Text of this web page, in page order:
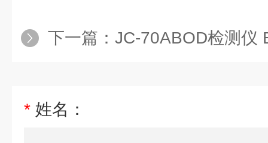
下一篇： JC-70ABOD检测仪
* 姓名：